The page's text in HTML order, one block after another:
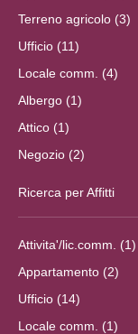
Terreno agricolo (3)
Ufficio (11)
Locale comm. (4)
Albergo (1)
Attico (1)
Negozio (2)
Ricerca per Affitti
Attivita'/lic.comm. (1)
Appartamento (2)
Ufficio (14)
Locale comm. (1)